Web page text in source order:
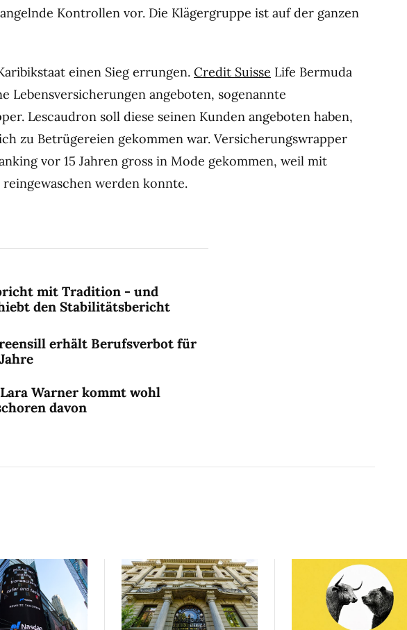
Kontrollen vor. Die Klägergruppe ist auf der ganzen
einen Sieg errungen. Credit Suisse Life Bermuda
Lebensversicherungen angeboten, sogenannte
Lescaudron soll diese seinen Kunden angeboten haben,
zu Betrügereien gekommen war. Versicherungswrapper
vor 15 Jahren gross in Mode gekommen, weil mit
werden konnte.
mit Tradition - und
den Stabilitätsbericht
erhält Berufsverbot für
Warner kommt wohl
davon